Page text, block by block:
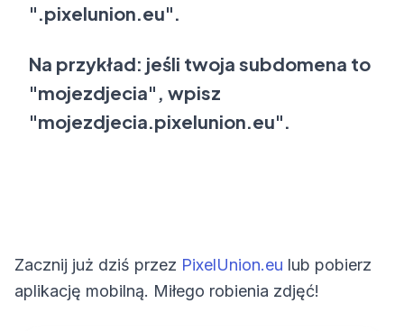
".pixelunion.eu".
Na przykład: jeśli twoja subdomena to
"mojezdjecia", wpisz
"mojezdjecia.pixelunion.eu".
Zacznij już dziś przez PixelUnion.eu lub pobierz
aplikację mobilną. Miłego robienia zdjęć!